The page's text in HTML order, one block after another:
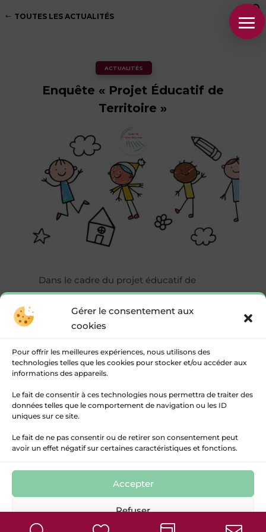
Gérer le consentement aux
cookies
Pour offrir les meilleures expériences, nous utilisons des
technologies telles que les cookies pour stocker et/ou accéder aux
informations des appareils.
Le fait de consentir à ces technologies nous permettra de traiter des
données telles que le comportement de navigation ou les ID
uniques sur ce site.
Le fait de ne pas consentir ou de retirer son consentement peut
avoir un effet négatif sur certaines caractéristiques et fonctions.
Accepter
Refuser
TOUTES LES ACTUALITÉS
ACTUALITÉS
Enquête « Projet Éducatif de
Territoire »
Dans le cadre du projet éducatif de
territoire, la Communauté des
Communes Rurales de l’Entre-Deux-Mers
souhaite recenser les avis des familles
dans le cadre des modes de garde de
leurs enfants.
Que vous fréquentiez ou non nos
structures, n’hésitez pas à répondre au
questionnaire qui suit avant le 15 février
Lien vers le formulaire
© 2017 / 2026 Communauté des Communes Rurales
de l’Entre-Deux-Mers